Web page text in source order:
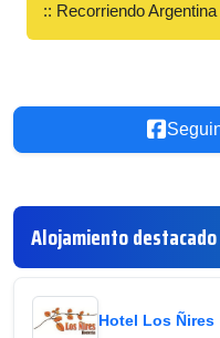
:: Recorriendo
Alojamiento
Hotel Los Ñires